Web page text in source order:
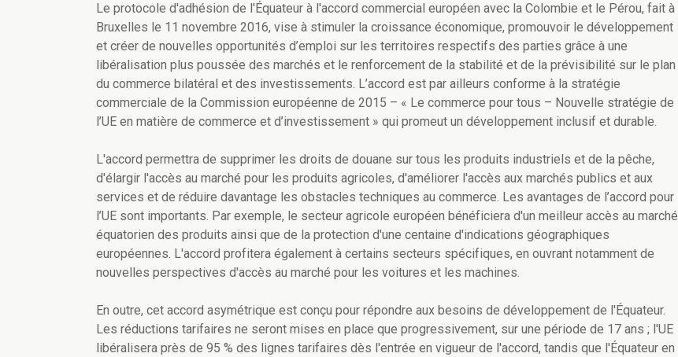
Le protocole d'adhésion de l'Équateur à l'accord commercial européen avec la Colombie et le Pérou, fait à
Bruxelles le 11 novembre 2016, vise à stimuler la croissance économique, promouvoir le développement
et créer de nouvelles opportunités d’emploi sur les territoires respectifs des parties grâce à une
libéralisation plus poussée des marchés et le renforcement de la stabilité et de la prévisibilité sur le plan
du commerce bilatéral et des investissements. L’accord est par ailleurs conforme à la stratégie
commerciale de la Commission européenne de 2015 – « Le commerce pour tous – Nouvelle stratégie de
l’UE en matière de commerce et d’investissement » qui promeut un développement inclusif et durable.
L'accord permettra de supprimer les droits de douane sur tous les produits industriels et de la pêche,
d'élargir l'accès au marché pour les produits agricoles, d'améliorer l'accès aux marchés publics et aux
services et de réduire davantage les obstacles techniques au commerce. Les avantages de l’accord pour
l’UE sont importants. Par exemple, le secteur agricole européen bénéficiera d'un meilleur accès au marché
équatorien des produits ainsi que de la protection d'une centaine d'indications géographiques
européennes. L'accord profitera également à certains secteurs spécifiques, en ouvrant notamment de
nouvelles perspectives d'accès au marché pour les voitures et les machines.
En outre, cet accord asymétrique est conçu pour répondre aux besoins de développement de l'Équateur.
Les réductions tarifaires ne seront mises en place que progressivement, sur une période de 17 ans ; l'UE
libéralisera près de 95 % des lignes tarifaires dès l'entrée en vigueur de l'accord, tandis que l'Équateur en